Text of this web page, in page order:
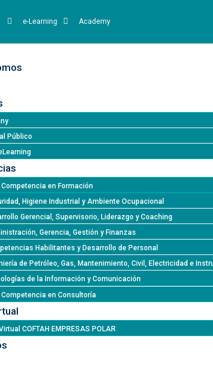
e-Learning Academy
Público
en Formación
Higiene Industrial y Ambiente Ocupacional
Gerencial, Supervisorio, Liderazgo y Coaching
Gerencia, Gestión y Finanzas
Habilitantes y Desarrollo de Personal
de Petróleo, Gas, Mantenimiento, Civil, Electricidad e
de la Información y Comunicación
en Consultoría
COFTAH EMPRESAS POLAR